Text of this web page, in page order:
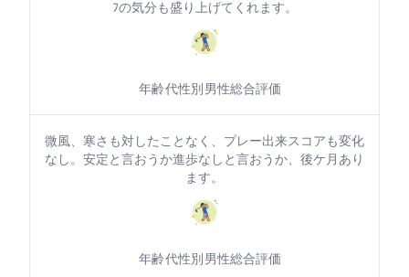
ﾌの気分も盛り上げてくれます。
年齢: 60代性別: 男性総合評価: 4
微風、寒さも対したことなく、プレー出来スコアも変化
なし。安定と言おうか進歩なしと言おうか、後1ケ月あり
ます。
年齢: 70代性別: 男性総合評価: 4